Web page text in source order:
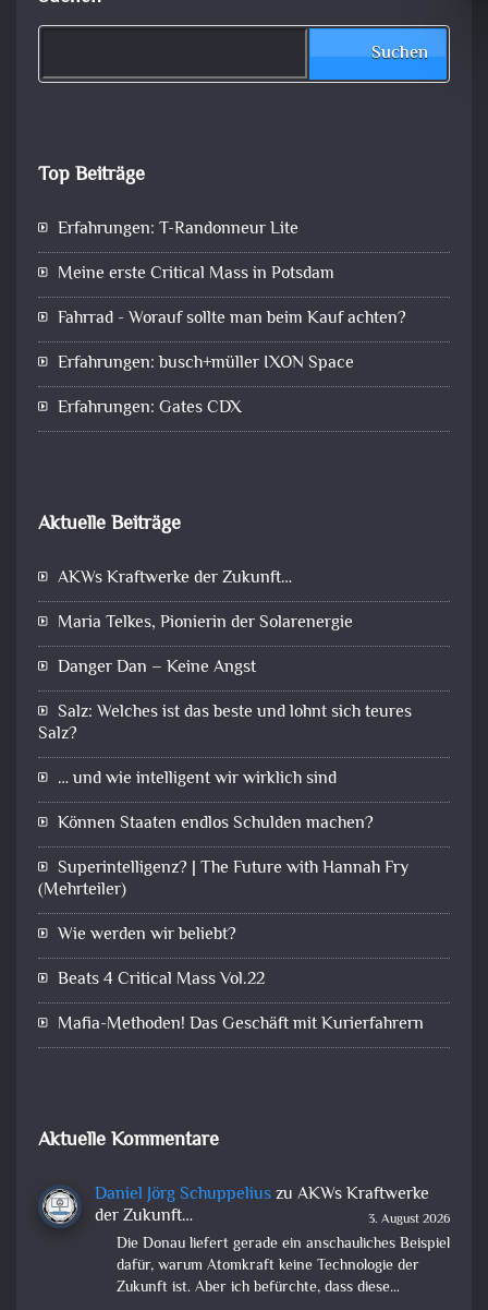
Suchen
Top Beiträge
Erfahrungen: T-Randonneur Lite
Meine erste Critical Mass in Potsdam
Fahrrad - Worauf sollte man beim Kauf achten?
Erfahrungen: busch+müller IXON Space
Erfahrungen: Gates CDX
Aktuelle Beiträge
AKWs Kraftwerke der Zukunft…
Maria Telkes, Pionierin der Solarenergie
Danger Dan – Keine Angst
Salz: Welches ist das beste und lohnt sich teures
Salz?
… und wie intelligent wir wirklich sind
Können Staaten endlos Schulden machen?
Superintelligenz? | The Future with Hannah Fry
(Mehrteiler)
Wie werden wir beliebt?
Beats 4 Critical Mass Vol.22
Mafia-Methoden! Das Geschäft mit Kurierfahrern
Aktuelle Kommentare
Daniel Jörg Schuppeliuszu AKWs Kraftwerke
der Zukunft…
3. August 2026
Die Donau liefert gerade ein anschauliches Beispiel
dafür, warum Atomkraft keine Technologie der
Zukunft ist. Aber ich befürchte, dass diese…